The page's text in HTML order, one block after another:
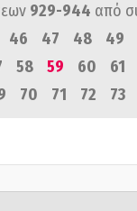
929-944 από
46 47 48 49
58 59 60 61
70 71 72 73